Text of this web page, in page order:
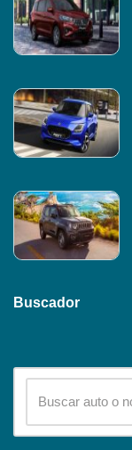
Buscador